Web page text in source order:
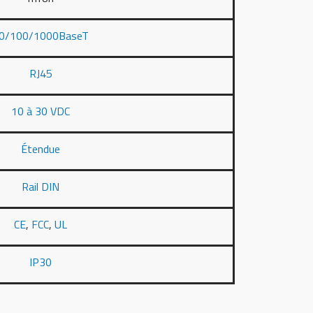
100/1000BaseT
RJ45
10 à 30 VDC
Étendue
Rail DIN
CE, FCC,UL
IP30